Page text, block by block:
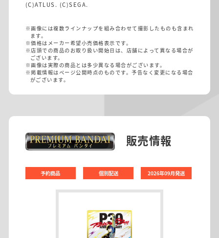
(C)ATLUS. (C)SEGA.
※画像には複数ラインナップを組み合わせて撮影したものも含まれ
ます。
※価格はメーカー希望小売価格表示です。
※店頭での商品のお取り扱い開始日は、店舗によって異なる場合が
ございます。
※画像は実際の商品とは多少異なる場合がございます。
※掲載情報はページ公開時点のものです。予告なく変更になる場合
がございます。
販売情報
予約商品 個別配送 2026年09月発送